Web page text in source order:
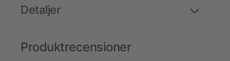
Detaljer
Produktrecensioner